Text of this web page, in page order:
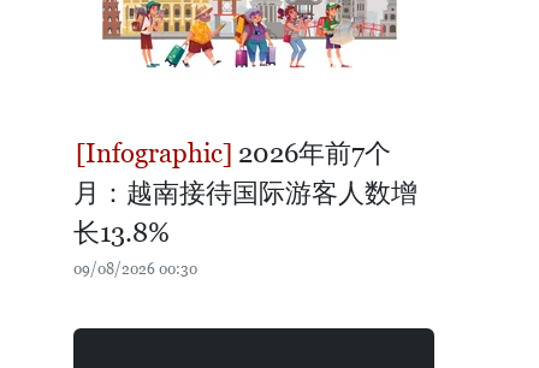
2026年前7个
月：越南接待国际游客人数增
长13.8%
09/08/2026 00:30